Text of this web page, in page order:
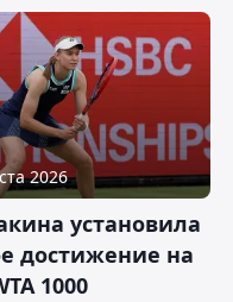
2026
установила
достижение на
1000